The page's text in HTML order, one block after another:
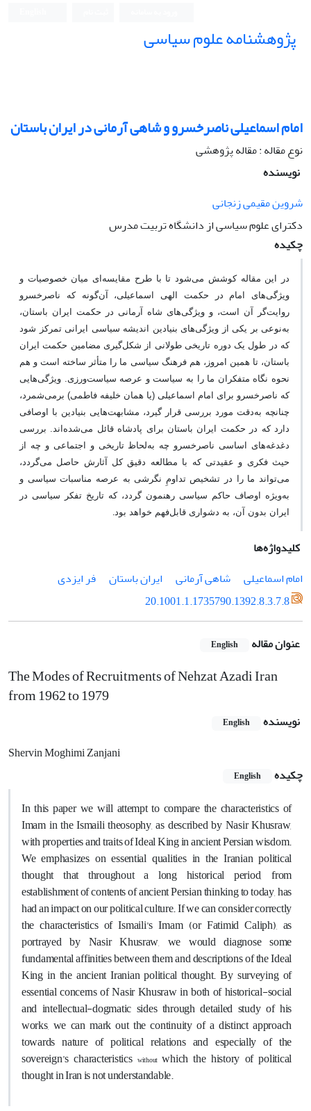
پژوهشنامه علوم سیاسی
امام اسماعیلی ناصرخسرو و شاهی آرمانی در ایران باستان
نوع مقاله : مقاله پژوهشی
نویسنده
شروین مقیمی زنجانی
دکترای علوم سیاسی از دانشگاه تربیت مدرس
چکیده
در این مقاله کوشش می‌شود تا با طرح مقایسه‌ای میان خصوصیات و
ویژگی‌های امام در حکمت الهی اسماعیلی، آن‌گونه که ناصرخسرو
روایت‌گر آن است، و ویژگی‌های شاه آرمانی در حکمت ایران باستان،
به‌نوعی بر یکی از ویژگی‌های بنیادین اندیشه سیاسی ایرانی تمرکز شود
که در طول یک دوره تاریخی طولانی از شکل‌گیری مضامین حکمت ایران
باستان، تا همین امروز، هم فرهنگ سیاسی ما را متأثر ساخته است و هم
نحوه نگاه متفکران ما را به سیاست و عرصه سیاست‌ورزی. ویژگی‌هایی
که ناصرخسرو برای امام اسماعیلی (یا همان خلیفه فاطمی) برمی‌شمرد،
چنانچه به‌دقت مورد بررسی قرار گیرد، مشابهت‌هایی بنیادین با اوصافی
دارد که در حکمت ایران باستان برای پادشاه قائل می‌شده‌اند. بررسی
دغدغه‌های اساسی ناصرخسرو چه به‌لحاظ تاریخی و اجتماعی و چه از
حیث فکری و عقیدتی که با مطالعه دقیق کل آثارش حاصل می‌گردد،
می‌تواند ما را در تشخیص تداومِ نگرشی به عرصه مناسبات سیاسی و
به‌ویژه اوصاف حاکم سیاسی رهنمون گردد، که تاریخ تفکر سیاسی در
ایران بدون آن، به دشواری قابل‌فهم خواهد بود.
کلیدواژه‌ها
امام اسماعیلی
شاهی آرمانی ایران باستان
فر ایزدی
20.1001.1.1735790.1392.8.3.7.8
عنوان مقاله English
The Modes of Recruitments of Nehzat Azadi Iran
from 1962 to 1979
نویسنده English
Shervin Moghimi Zanjani
چکیده
English
In this paper we will attempt to compare the characteristics of
Imam in the Ismaili theosophy, as described by Nasir Khusraw,
with properties and traits of Ideal King in ancient Persian wisdom.
We emphasizes on essential qualities in the Iranian political
thought that throughout a long historical period, from
establishment of contents of ancient Persian thinking to today, has
had an impact on our political culture. If we can consider correctly
the characteristics of Ismaili’s Imam (or Fatimid Caliph), as
portrayed by Nasir Khusraw, we would diagnose some
fundamental affinities between them and descriptions of the Ideal
King in the ancient Iranian political thought. By surveying of
essential concerns of Nasir Khusraw in both of historical-social
and intellectual-dogmatic sides through detailed study of his
works, we can mark out the continuity of a distinct approach
towards nature of political relations and especially of the
sovereign’s characteristics withoutwhich the history of political
thought in Iran is not understandable.